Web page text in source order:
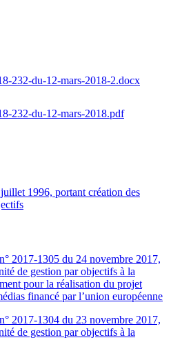
232-du-12-mars-2018-2.docx
232-du-12-mars-2018.pdf
1996, portant création des
2017-1305 du 24 novembre 2017,
de gestion par objectifs à la
pour la réalisation du projet
financé par l’union européenne
2017-1304 du 23 novembre 2017,
de gestion par objectifs à la